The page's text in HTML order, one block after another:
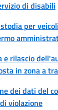
di disabili
per
e rilascio
in zona a
dei dati del
violazione